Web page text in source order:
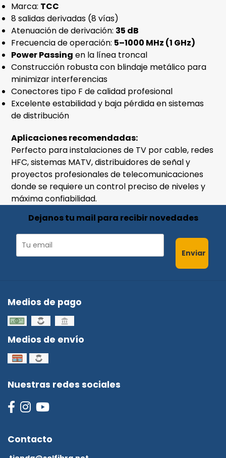
Marca: TCC
8 salidas derivadas (8 vías)
Atenuación de derivación: 35 dB
Frecuencia de operación: 5–1000 MHz (1 GHz)
Power Passing en la línea troncal
Construcción robusta con blindaje metálico para
minimizar interferencias
Conectores tipo F de calidad profesional
Excelente estabilidad y baja pérdida en sistemas
de distribución
Aplicaciones recomendadas:
Perfecto para instalaciones de TV por cable, redes
HFC, sistemas MATV, distribuidores de señal y
proyectos profesionales de telecomunicaciones
donde se requiere un control preciso de niveles y
máxima confiabilidad.
Dejanos tu mail para recibir novedades
Enviar
Medios de pago
Medios de envío
Nuestras redes sociales
Contacto